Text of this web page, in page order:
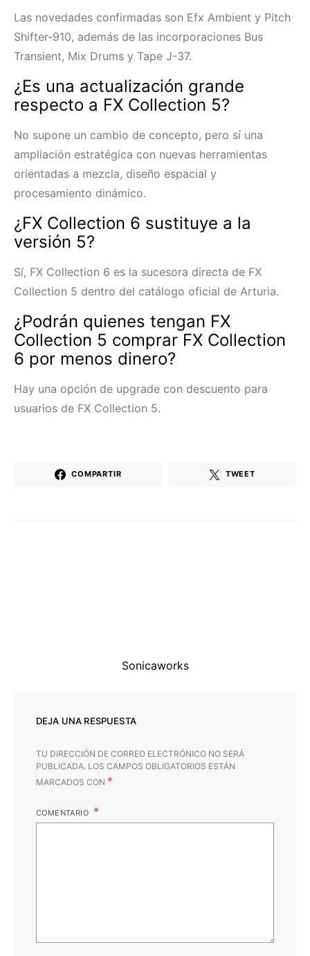
Las novedades confirmadas son Efx Ambient y Pitch
Shifter-910, además de las incorporaciones Bus
Transient, Mix Drums y Tape J-37.
¿Es una actualización grande
respecto a FX Collection 5?
No supone un cambio de concepto, pero sí una
ampliación estratégica con nuevas herramientas
orientadas a mezcla, diseño espacial y
procesamiento dinámico.
¿FX Collection 6 sustituye a la
versión 5?
Sí, FX Collection 6 es la sucesora directa de FX
Collection 5 dentro del catálogo oficial de Arturia.
¿Podrán quienes tengan FX
Collection 5 comprar FX Collection
6 por menos dinero?
Hay una opción de upgrade con descuento para
usuarios de FX Collection 5.
COMPARTIR TWEET
Sonicaworks
DEJA UNA RESPUESTA
TU DIRECCIÓN DE CORREO ELECTRÓNICO NO SERÁ
PUBLICADA. LOS CAMPOS OBLIGATORIOS ESTÁN
MARCADOS CON *
COMENTARIO